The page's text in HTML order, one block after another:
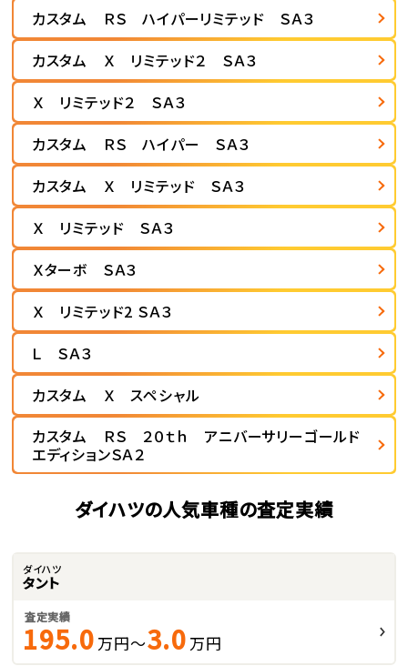
カスタム ＲＳ ハイパーリミテッド ＳＡ３
カスタム Ｘ リミテッド２ ＳＡ３
Ｘ リミテッド２ ＳＡ３
カスタム ＲＳ ハイパー ＳＡ３
カスタム Ｘ リミテッド ＳＡ３
Ｘ リミテッド ＳＡ３
Ｘターボ ＳＡ３
Ｘ リミテッド2 ＳＡ３
Ｌ ＳＡ３
カスタム Ｘ スペシャル
カスタム ＲＳ ２０ｔｈ アニバーサリーゴールド
エディションＳＡ２
ダイハツの人気車種の査定実績
ダイハツ
タント
査定実績
195.0 万円～3.0 万円